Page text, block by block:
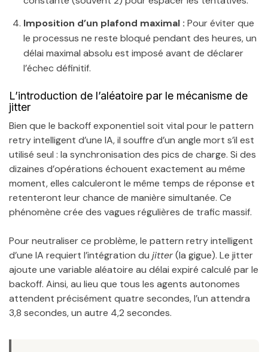
Imposition d’un plafond maximal : Pour éviter que
le processus ne reste bloqué pendant des heures, un
délai maximal absolu est imposé avant de déclarer
l’échec définitif.
L’introduction de l’aléatoire par le mécanisme de
jitter
Bien que le backoff exponentiel soit vital pour le pattern
retry intelligent d’une IA, il souffre d’un angle mort s’il est
utilisé seul : la synchronisation des pics de charge. Si des
dizaines d’opérations échouent exactement au même
moment, elles calculeront le même temps de réponse et
retenteront leur chance de manière simultanée. Ce
phénomène crée des vagues régulières de trafic massif.
Pour neutraliser ce problème, le pattern retry intelligent
d’une IA requiert l’intégration du jitter(la gigue). Le jitter
ajoute une variable aléatoire au délai expiré calculé par le
backoff. Ainsi, au lieu que tous les agents autonomes
attendent précisément quatre secondes, l’un attendra
3,8 secondes, un autre 4,2 secondes.